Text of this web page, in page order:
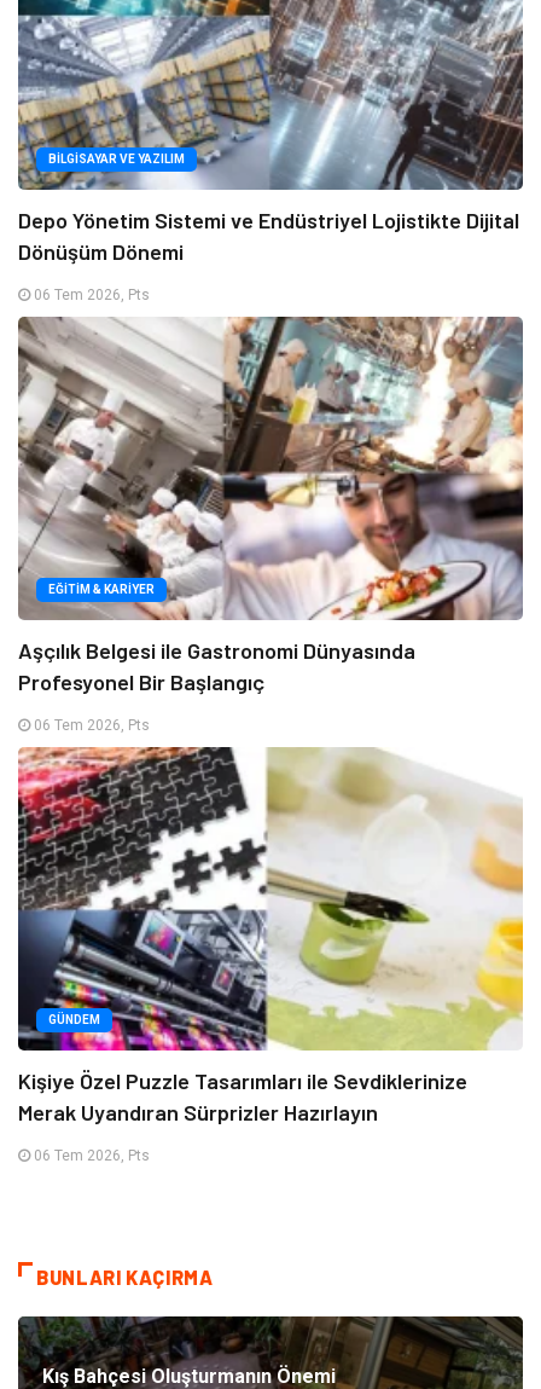
BILGISAYAR VE YAZILIM
Depo Yönetim Sistemi ve Endüstriyel Lojistikte Dijital
Dönüşüm Dönemi
06 Tem 2026, Pts
EĞITIM & KARIYER
Aşçılık Belgesi ile Gastronomi Dünyasında
Profesyonel Bir Başlangıç
06 Tem 2026, Pts
GÜNDEM
Kişiye Özel Puzzle Tasarımları ile Sevdiklerinize
Merak Uyandıran Sürprizler Hazırlayın
06 Tem 2026, Pts
BUNLARI KAÇIRMA
Kış Bahçesi Oluşturmanın Önemi